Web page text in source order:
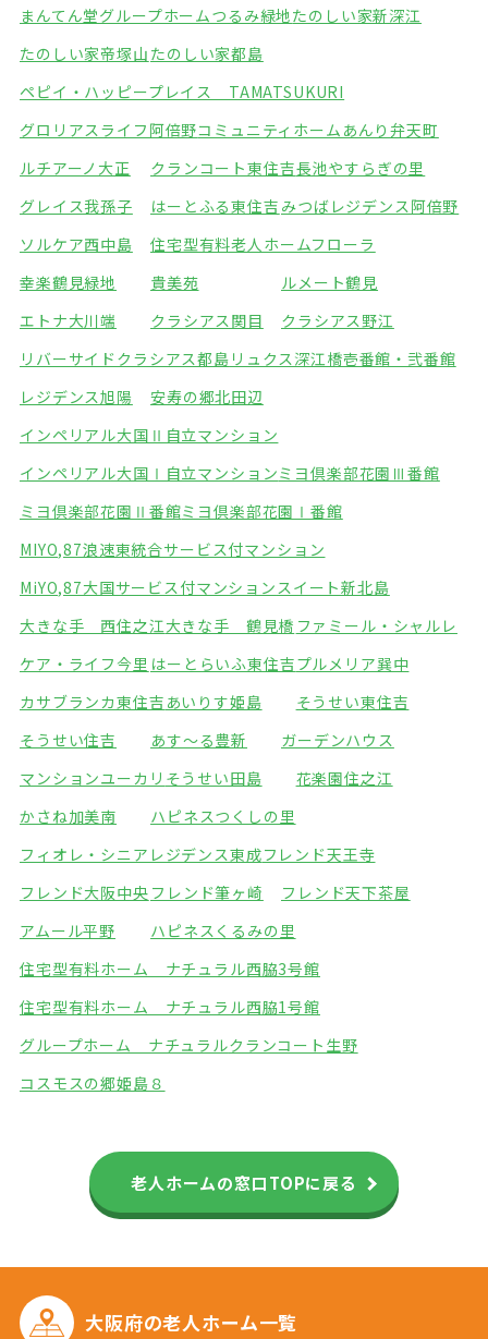
まんてん堂グループホームつるみ緑地たのしい家新深江
たのしい家帝塚山 たのしい家都島
ペピイ・ハッピープレイス TAMATSUKURI
グロリアスライフ阿倍野コミュニティホームあんり弁天町
ルチアーノ大正
クランコート東住吉長池やすらぎの里
グレイス我孫子
はーとふる東住吉 みつばレジデンス阿倍野
ソルケア西中島
住宅型有料老人ホームフローラ
幸楽鶴見緑地
貴美苑
ルメート鶴見
エトナ大川端
クラシアス関目
クラシアス野江
リバーサイドクラシアス都島 リュクス深江橋壱番館・弐番館
レジデンス旭陽
安寿の郷北田辺
インペリアル大国Ⅱ自立マンション
インペリアル大国Ⅰ自立マンションミヨ倶楽部花園Ⅲ番館
ミヨ倶楽部花園Ⅱ番館ミヨ倶楽部花園Ⅰ番館
MIYO,87浪速東統合サービス付マンション
MiYO,87大国サービス付マンションスイート新北島
大きな手 西住之江大きな手 鶴見橋 ファミール・シャルレ
ケア・ライフ今里 はーとらいふ東住吉プルメリア巽中
カサブランカ東住吉 あいりす姫島
そうせい東住吉
そうせい住吉
あす～る豊新
ガーデンハウス
マンションユーカリ そうせい田島
花楽園住之江
かさね加美南
ハピネスつくしの里
フィオレ・シニアレジデンス東成フレンド天王寺
フレンド大阪中央 フレンド筆ヶ崎
フレンド天下茶屋
アムール平野
ハピネスくるみの里
住宅型有料ホーム ナチュラル西脇3号館
住宅型有料ホーム ナチュラル西脇1号館
グループホーム ナチュラルクランコート生野
コスモスの郷姫島８
老人ホームの窓口TOPに戻る
大阪府の老人ホーム一覧